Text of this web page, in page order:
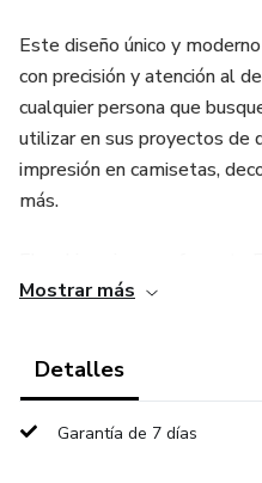
Este diseño único y
con precisión y atención al
cualquier persona que
utilizar en sus proyectos de
impresión en camisetas,
más.
es totalmente escalable sin
gráfico como Adobe
¡No pierdas la oportunidad
Mostrar más
Detalles
Garantía de 7 días